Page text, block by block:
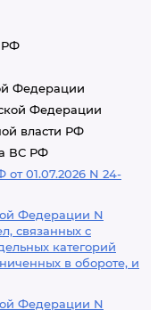
РФ
Федерации
Федерации
власти РФ
ВС РФ
01.07.2026 N 24-
Федерации N
связанных с
категорий
в обороте, и
Федерации N